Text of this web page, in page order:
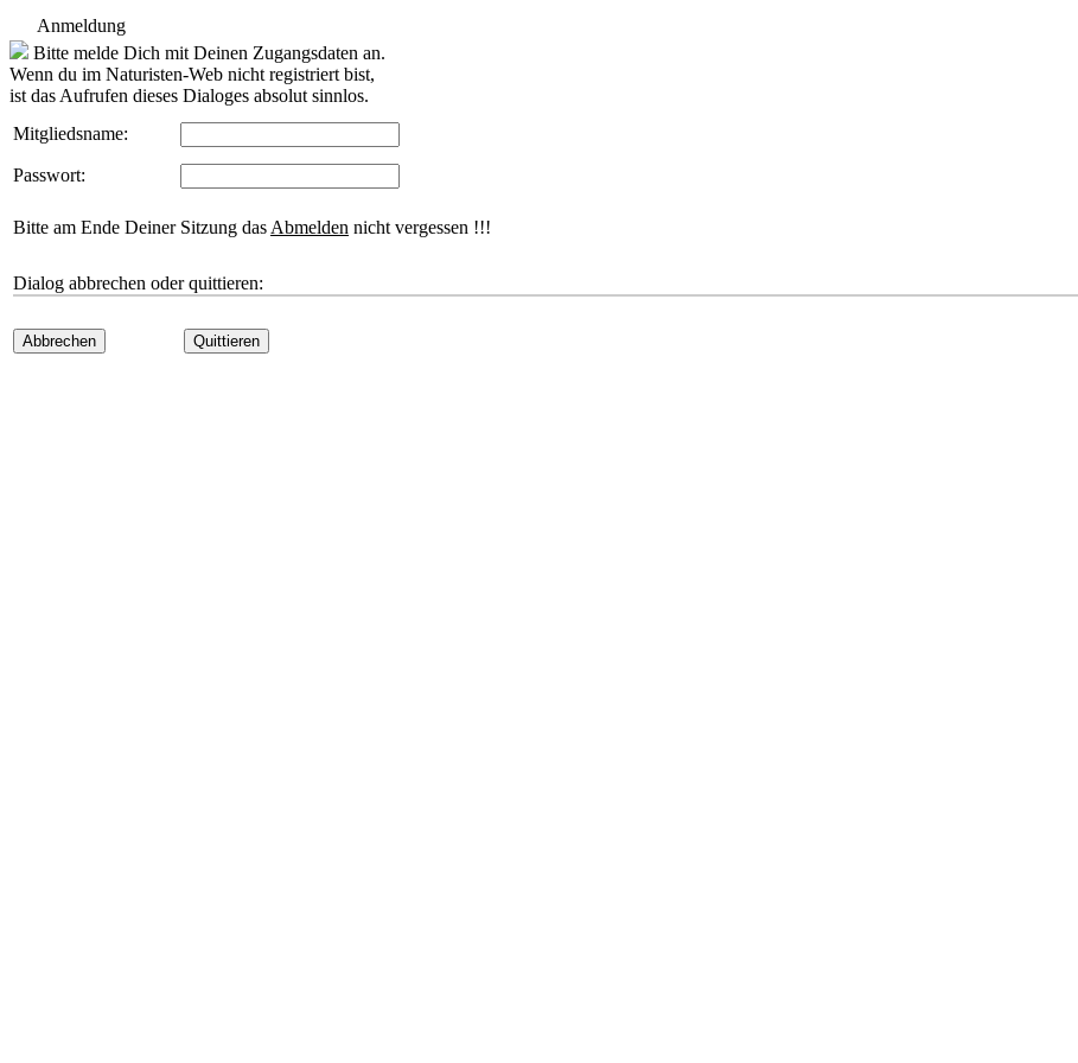
Anmeldung
Bitte melde Dich mit Deinen Zugangsdaten an.
Wenn du im Naturisten-Web nicht registriert bist,
ist das Aufrufen dieses Dialoges absolut sinnlos.
Mitgliedsname:
Passwort:
Bitte am Ende Deiner Sitzung das Abmelden nicht vergessen !!!
Dialog abbrechen oder quittieren:
Abbrechen Quittieren